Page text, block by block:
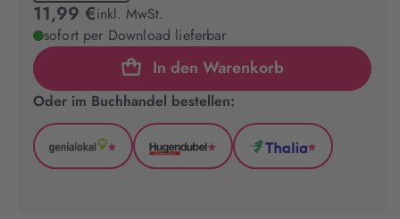
11,99 €inkl. MwSt.
sofort per Download lieferbar
In den Warenkorb
Oder im Buchhandel bestellen:
GenialLokal
*
Hugendubel
*
Thalia
*